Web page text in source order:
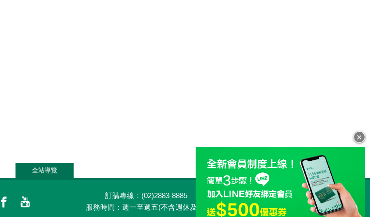
全站導覽
會員專區 門市據點 關於老行家 Taiwan 客服中心
訂購專線：(02)2883-8885
客服專線：0800-813-813
服務時間：週一至週五(不含週休及國定例假日) 09:00~18:00
×